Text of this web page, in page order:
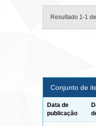
Resultado 1-1
Conjunto de
Data de
publicação